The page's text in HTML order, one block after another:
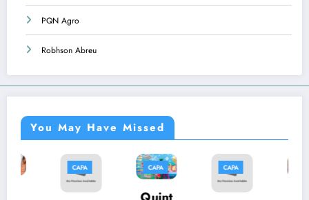
PQN Agro
Robhson Abreu
You May Have Missed
CAPA CAPA CAPA CAPA
Músi